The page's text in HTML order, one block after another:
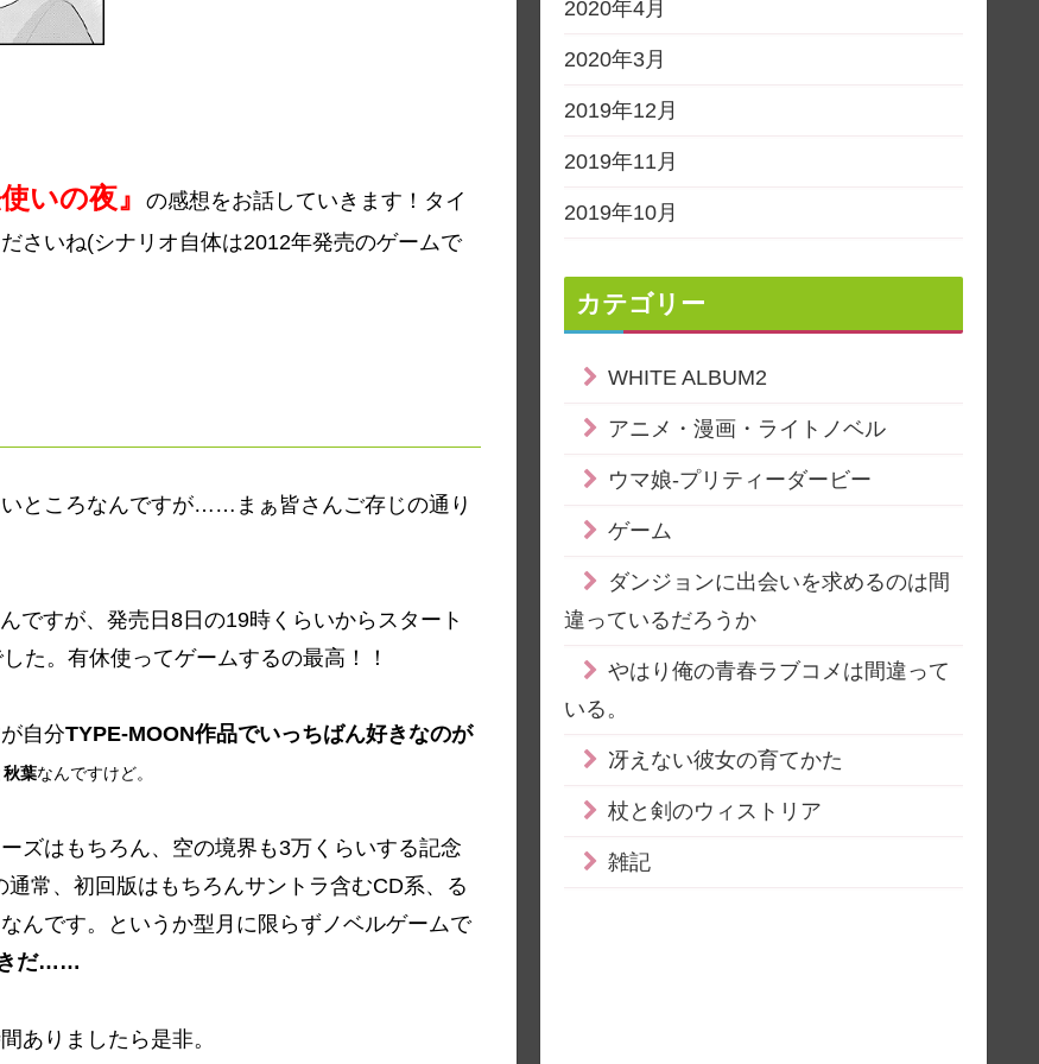
いの夜』 の感想をお話していきます！タイ
さいね(シナリオ自体は2012年発売のゲームで
ところなんですが……まぁ皆さんご存じの通り
ですが、発売日8日の19時くらいからスタート
た。有休使ってゲームするの最高！！
自分TYPE-MOON作品でいっちばん好きなのが
秋葉なんですけど。
ズはもちろん、空の境界も3万くらいする記念
常、初回版はもちろんサントラ含むCD系、る
なんです。というか型月に限らずノベルゲームで
きだ……
ありましたら是非。
2020年4月
2020年3月
2019年12月
2019年11月
2019年10月
カテゴリー
WHITE ALBUM2
アニメ・漫画・ライトノベル
ウマ娘-プリティーダービー
ゲーム
ダンジョンに出会いを求めるのは間
違っているだろうか
やはり俺の青春ラブコメは間違って
いる。
冴えない彼女の育てかた
杖と剣のウィストリア
雑記